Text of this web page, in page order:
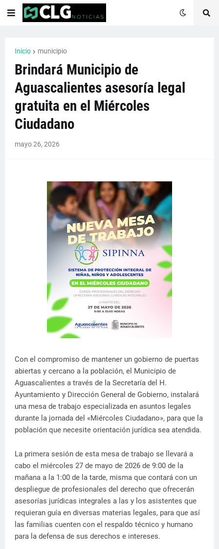
Inicio municipio
Brindará Municipio de
Aguascalientes asesoría legal
gratuita en el Miércoles
Ciudadano
mayo 26, 2026
Con el compromiso de mantener un gobierno de puertas
abiertas y cercano a la población, el Municipio de
Aguascalientes a través de la Secretaría del H.
Ayuntamiento y Dirección General de Gobierno, instalará
una mesa de trabajo especializada en asuntos legales
durante la jornada del «Miércoles Ciudadano», para que la
población que necesite orientación jurídica sea atendida.
La primera sesión de esta mesa de trabajo se llevará a
cabo el miércoles 27 de mayo de 2026 de 9:00 de la
mañana a la 1:00 de la tarde, misma que contará con un
despliegue de profesionales del derecho que ofrecerán
asesorías jurídicas integrales a las y los asistentes que
requieran guía en diversas materias legales, para que así
las familias cuenten con el respaldo técnico y humano
para la defensa de sus derechos e intereses.